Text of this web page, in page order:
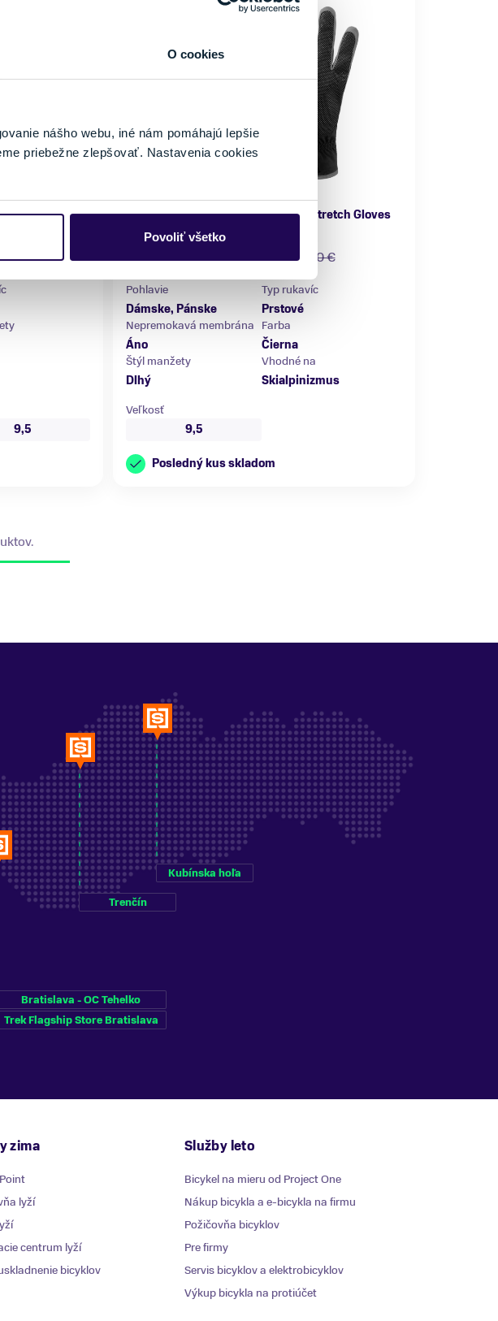
O cookies
nášho webu, iné nám pomáhajú lepšie
priebežne zlepšovať. Nastavenia cookies
Povoliť všetko
Gloves Black
€
9,5
Rukavice Dynafit Mercury Dynastretch Gloves
-29 %
90,00 €
63,65 €
Pohlavie
Dámske, Pánske
Typ rukavíc
Prstové
Nepremokavá membrána
Áno
Farba
Čierna
Štýl manžety
Dlhý
Vhodné na
Skialpinizmus
Veľkosť
9,5
Posledný kus skladom
Bratislava - OC Tehelko
Trek Flagship Store Bratislava
Trenčín
Kubínska hoľa
zima
lyží
centrum lyží
bicyklov
Služby leto
Bicykel na mieru od Project One
Nákup bicykla a e-bicykla na firmu
Požičovňa bicyklov
Pre firmy
Servis bicyklov a elektrobicyklov
Výkup bicykla na protiúčet